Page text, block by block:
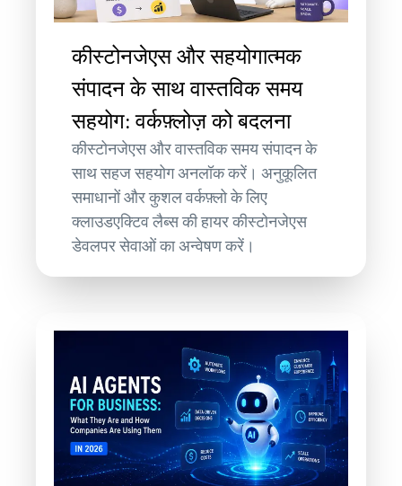
कीस्टोनजेएस और सहयोगात्मक
संपादन के साथ वास्तविक समय
सहयोग: वर्कफ़्लोज़ को बदलना
कीस्टोनजेएस और वास्तविक समय संपादन के
साथ सहज सहयोग अनलॉक करें। अनुकूलित
समाधानों और कुशल वर्कफ़्लो के लिए
क्लाउडएक्टिव लैब्स की हायर कीस्टोनजेएस
डेवलपर सेवाओं का अन्वेषण करें।